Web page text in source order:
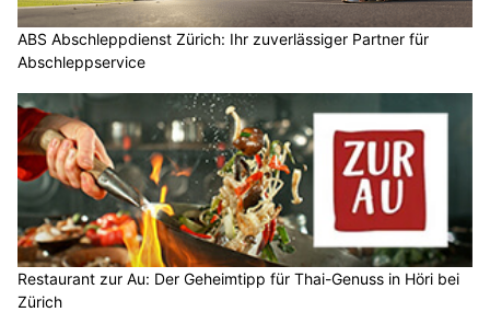
ABS Abschleppdienst Zürich: Ihr zuverlässiger Partner für
Abschleppservice
Restaurant zur Au: Der Geheimtipp für Thai-Genuss in Höri bei
Zürich